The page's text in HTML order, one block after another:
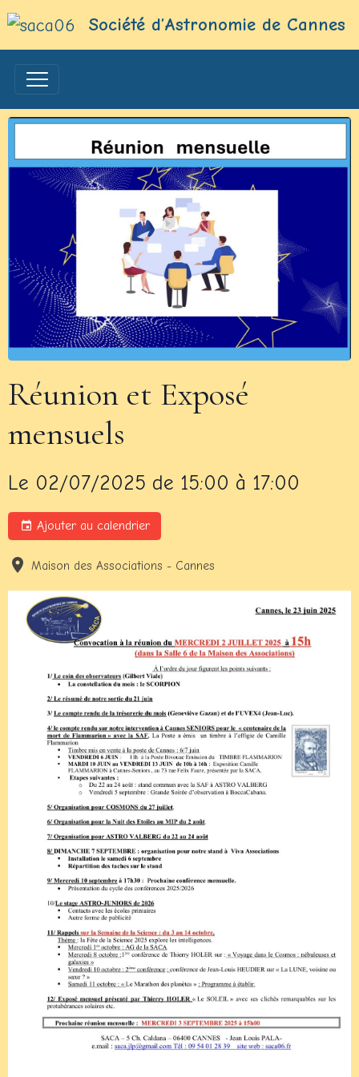
Société d’Astronomie de Cannes
Réunion et Exposé
mensuels
Le 02/07/2025 de 15:00 à 17:00
Ajouter au calendrier
Maison des Associations - Cannes